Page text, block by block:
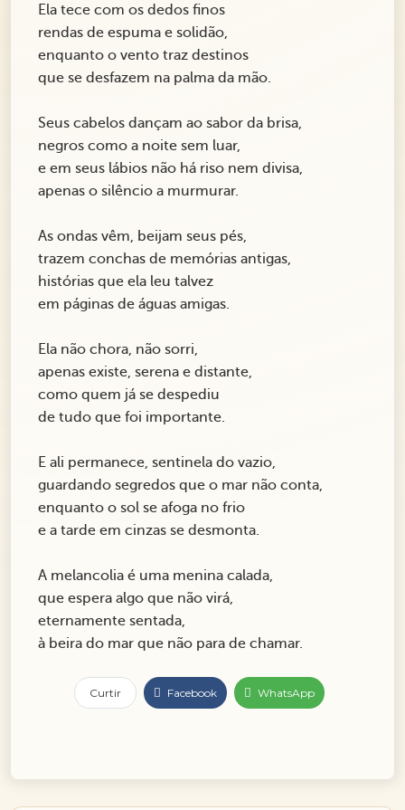
Ela tece com os dedos finos
rendas de espuma e solidão,
enquanto o vento traz destinos
que se desfazem na palma da mão.
Seus cabelos dançam ao sabor da brisa,
negros como a noite sem luar,
e em seus lábios não há riso nem divisa,
apenas o silêncio a murmurar.
As ondas vêm, beijam seus pés,
trazem conchas de memórias antigas,
histórias que ela leu talvez
em páginas de águas amigas.
Ela não chora, não sorri,
apenas existe, serena e distante,
como quem já se despediu
de tudo que foi importante.
E ali permanece, sentinela do vazio,
guardando segredos que o mar não conta,
enquanto o sol se afoga no frio
e a tarde em cinzas se desmonta.
A melancolia é uma menina calada,
que espera algo que não virá,
eternamente sentada,
à beira do mar que não para de chamar.
Curtir Facebook WhatsApp